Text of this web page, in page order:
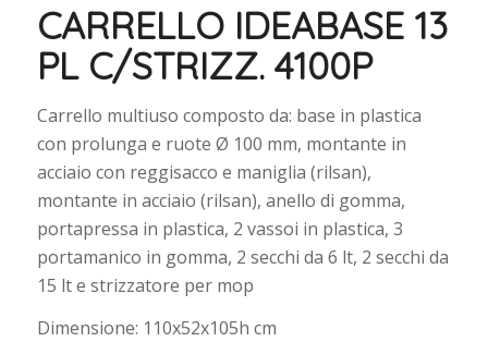
CARRELLO IDEABASE 13
PL C/STRIZZ. 4100P
Carrello multiuso composto da: base in plastica
con prolunga e ruote Ø 100 mm, montante in
acciaio con reggisacco e maniglia (rilsan),
montante in acciaio (rilsan), anello di gomma,
portapressa in plastica, 2 vassoi in plastica, 3
portamanico in gomma, 2 secchi da 6 lt, 2 secchi da
15 lt e strizzatore per mop
Dimensione: 110x52x105h cm